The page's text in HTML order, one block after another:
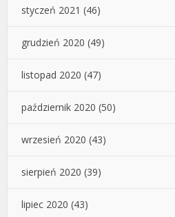
styczeń 2021 (46)
grudzień 2020 (49)
listopad 2020 (47)
październik 2020 (50)
wrzesień 2020 (43)
sierpień 2020 (39)
lipiec 2020 (43)